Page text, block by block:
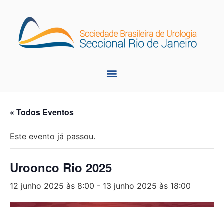
« Todos Eventos
Este evento já passou.
Uroonco Rio 2025
12 junho 2025 às 8:00 - 13 junho 2025 às 18:00